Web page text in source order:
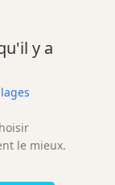
y a
le mieux.